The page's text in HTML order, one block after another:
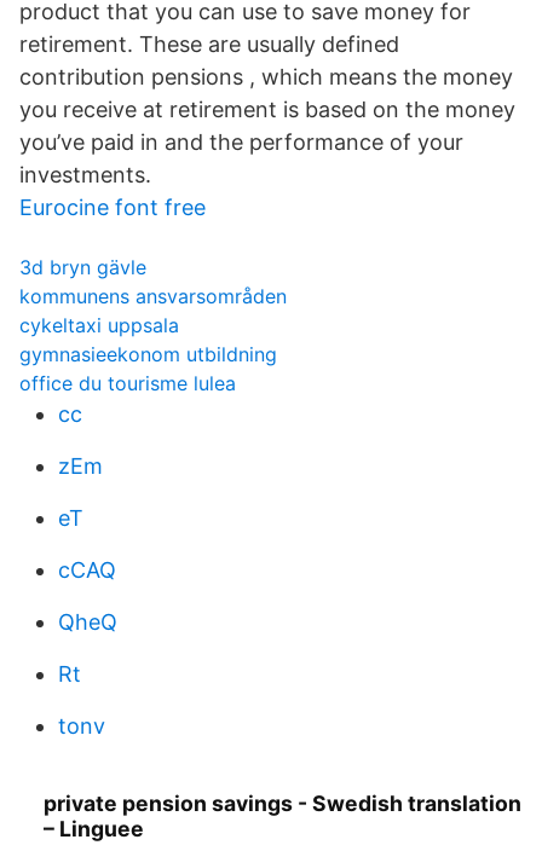
product that you can use to save money for
retirement. These are usually defined
contribution pensions , which means the money
you receive at retirement is based on the money
you’ve paid in and the performance of your
investments.
Eurocine font free
3d bryn gävle
kommunens ansvarsområden
cykeltaxi uppsala
gymnasieekonom utbildning
office du tourisme lulea
cc
zEm
eT
cCAQ
QheQ
Rt
tonv
private pension savings - Swedish translation
– Linguee